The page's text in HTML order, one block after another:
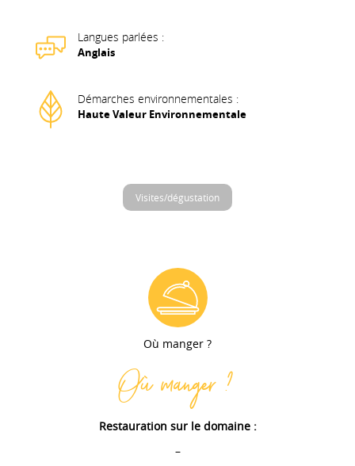
Langues parlées :
Anglais
Démarches environnementales :
Haute Valeur Environnementale
Visites/dégustation
Où manger ?
Où manger ?
Restauration sur le domaine :
–